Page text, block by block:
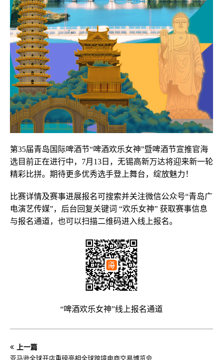
第35届青岛国际啤酒节“啤酒欢乐女神”暨啤酒节宣推官海
选目前正在进行中，7月13日，无锡高新万达将迎来新一轮
精彩比拼。期待更多优秀选手登上舞台，绽放魅力！
比赛详情及赛事进展报名可搜索并关注微信公众号“青岛广
电演艺传媒”，后台回复关键词 “欢乐女神” 获取赛事信息
与报名通道，也可以扫描二维码进入线上报名。
“啤酒欢乐女神”线上报名通道
上一篇
亚马逊全球开店重磅亮相全球跨境电商交易博览会